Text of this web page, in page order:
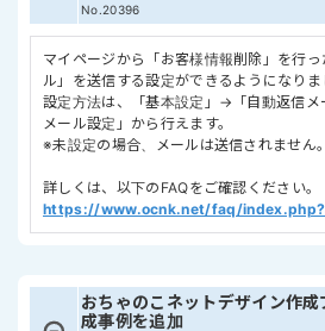
No.20396
マイページから「お客様情報削除」を行
ル」を送信する設定ができるようになりま
設定方法は、「基本設定」→「自動返信
メール設定」から行えます。
※未設定の場合、メールは送信されません。
詳しくは、以下のFAQをご確認ください。
https://www.ocnk.net/faq/
おちゃのこネットデザイン作成
成事例を追加